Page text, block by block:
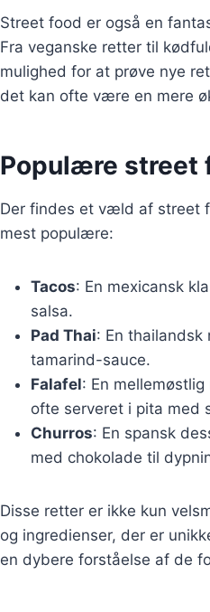
Street food er også en
Fra veganske retter til
mulighed for at prøve nye
det kan ofte være en mere
Populære street
Der findes et væld af street
mest populære:
Tacos: En mexicansk
salsa.
Pad Thai: En
tamarind-sauce.
Falafel: En
ofte serveret i pita med
Churros: En spansk
med chokolade til
Disse retter er ikke kun
og ingredienser, der er
en dybere forståelse af de